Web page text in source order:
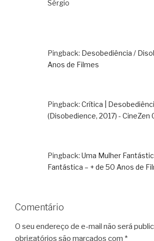
Sérgio
Pingback: Desobediência /
Anos de Filmes
Pingback: Crítica |
(Disobedience, 2017) - CineZen
Pingback: Uma Mulher
Fantástica – + de 50 Anos de
Comentário
O seu endereço de e-mail não será
obrigatórios são marcados com *